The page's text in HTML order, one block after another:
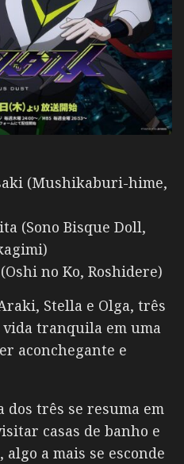
(Mushikaburi-hime,
(Sono Bisque Doll,
no Ko, Roshidere)
Stella e Olga, três
tranquila em uma
aconchegante e
dos três se resuma em
casas de banho e
a mais se esconde